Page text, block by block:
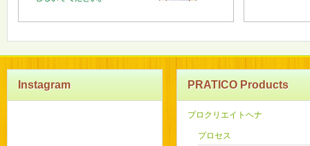
Instagram PRATICO Products
プロクリエイトヘナ
プロセス